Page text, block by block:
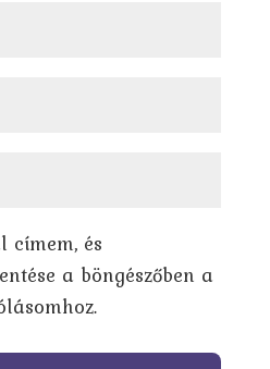
címem, és
a böngészőben a